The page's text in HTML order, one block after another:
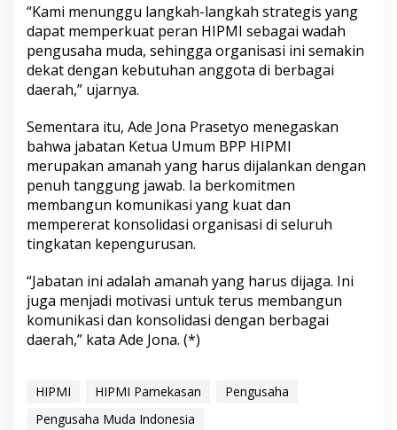
e
r
a
h
“Kami menunggu langkah-langkah strategis yang
dapat memperkuat peran HIPMI sebagai wadah
pengusaha muda, sehingga organisasi ini semakin
dekat dengan kebutuhan anggota di berbagai
daerah,” ujarnya.
Sementara itu, Ade Jona Prasetyo menegaskan
bahwa jabatan Ketua Umum BPP HIPMI
merupakan amanah yang harus dijalankan dengan
penuh tanggung jawab. Ia berkomitmen
membangun komunikasi yang kuat dan
mempererat konsolidasi organisasi di seluruh
tingkatan kepengurusan.
“Jabatan ini adalah amanah yang harus dijaga. Ini
juga menjadi motivasi untuk terus membangun
komunikasi dan konsolidasi dengan berbagai
daerah,” kata Ade Jona. (*)
HIPMI HIPMI Pamekasan
Pengusaha
Pengusaha Muda Indonesia